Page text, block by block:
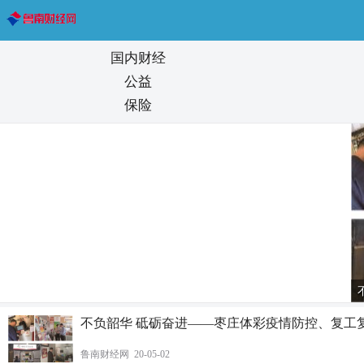
国内财经
公益
保险
不负韶华 砥砺奋进——枣庄体彩疫情防控、复工
鲁南财经网 20-05-02